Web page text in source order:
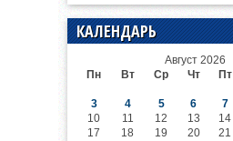
КАЛЕНДАРЬ
Август 2026
Пн
Вт Ср Чт Пт
3
4 5 6 7
10
11 12 13 14
17
18 19 20 21